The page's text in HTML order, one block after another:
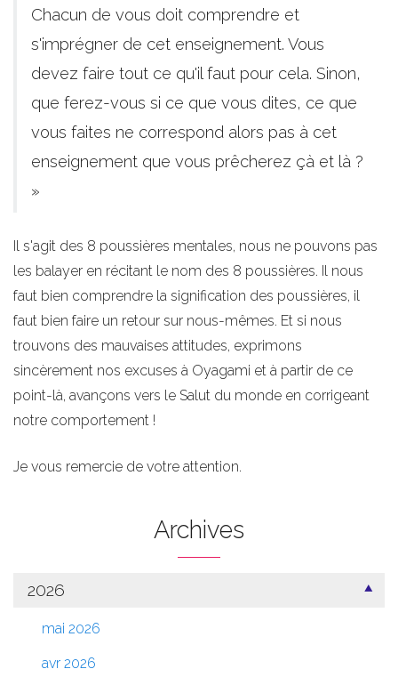
Chacun de vous doit comprendre et
s'imprégner de cet enseignement. Vous
devez faire tout ce qu'il faut pour cela. Sinon,
que ferez-vous si ce que vous dites, ce que
vous faites ne correspond alors pas à cet
enseignement que vous prêcherez çà et là ?
»
Il s'agit des 8 poussières mentales, nous ne pouvons pas
les balayer en récitant le nom des 8 poussières. Il nous
faut bien comprendre la signification des poussières, il
faut bien faire un retour sur nous-mêmes. Et si nous
trouvons des mauvaises attitudes, exprimons
sincèrement nos excuses à Oyagami et à partir de ce
point-là, avançons vers le Salut du monde en corrigeant
notre comportement !
Je vous remercie de votre attention.
Archives
2026
mai 2026
avr 2026